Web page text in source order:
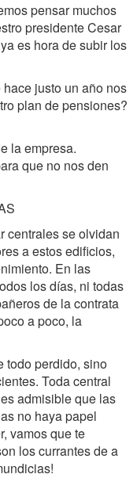
pensar muchos
presidente Cesar
es hora de subir los
justo un año nos
plan de pensiones?
la empresa.
que no nos den
centrales se olvidan
a estos edificios,
En las
los días, ni todas
de la contrata
a poco, la
todo perdido, sino
Toda central
admisible que las
no haya papel
vamos que te
los currantes de a